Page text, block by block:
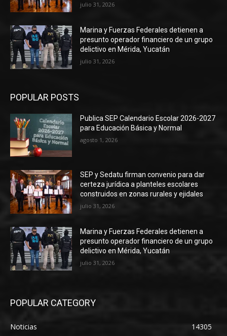
julio 31, 2026
Marina y Fuerzas Federales detienen a
presunto operador financiero de un grupo
delictivo en Mérida, Yucatán
julio 31, 2026
POPULAR POSTS
Publica SEP Calendario Escolar 2026-2027
para Educación Básica y Normal
agosto 1, 2026
SEP y Sedatu firman convenio para dar
certeza jurídica a planteles escolares
construidos en zonas rurales y ejidales
julio 31, 2026
Marina y Fuerzas Federales detienen a
presunto operador financiero de un grupo
delictivo en Mérida, Yucatán
julio 31, 2026
POPULAR CATEGORY
Noticias
14305